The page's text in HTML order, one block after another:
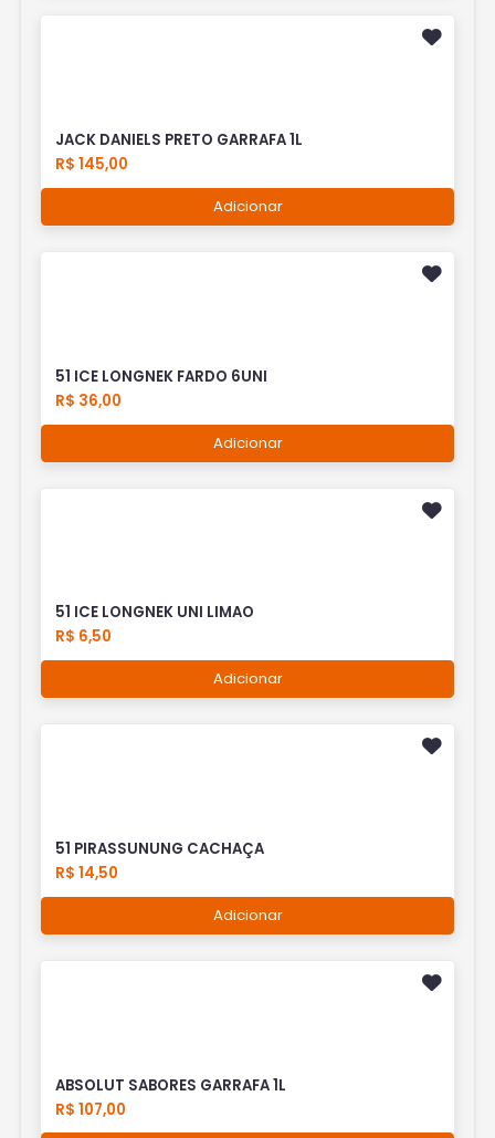
JACK DANIELS PRETO GARRAFA 1L
R$ 145,00
Adicionar
51 ICE LONGNEK FARDO 6UNI
R$ 36,00
Adicionar
51 ICE LONGNEK UNI LIMAO
R$ 6,50
Adicionar
51 PIRASSUNUNG CACHAÇA
R$ 14,50
Adicionar
ABSOLUT SABORES GARRAFA 1L
R$ 107,00